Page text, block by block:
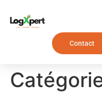
Contact